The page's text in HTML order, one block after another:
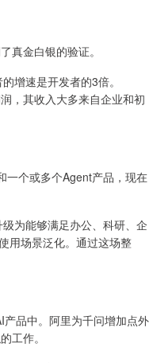
金白银的验证。
增速是开发者的3倍。
，其收入大多来自企业和初
一个或多个Agent产品，现在
为能够满足办公、科研、企
用场景泛化。通过这场整
品中。阿里为千问增加点外
工作。